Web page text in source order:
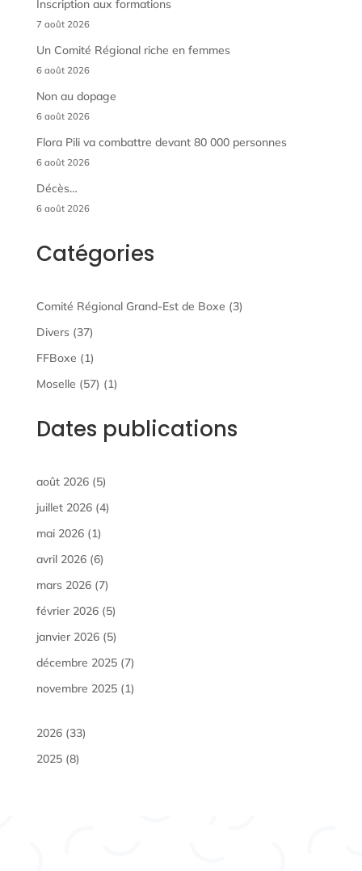
Inscription aux formations
7 août 2026
Un Comité Régional riche en femmes
6 août 2026
Non au dopage
6 août 2026
Flora Pili va combattre devant 80 000 personnes
6 août 2026
Décès…
6 août 2026
Catégories
Comité Régional Grand-Est de Boxe (3)
Divers(37)
FFBoxe (1)
Moselle (57) (1)
Dates publications
août 2026(5)
juillet 2026(4)
mai 2026(1)
avril 2026(6)
mars 2026(7)
février 2026(5)
janvier 2026(5)
décembre 2025(7)
novembre 2025(1)
2026(33)
2025(8)